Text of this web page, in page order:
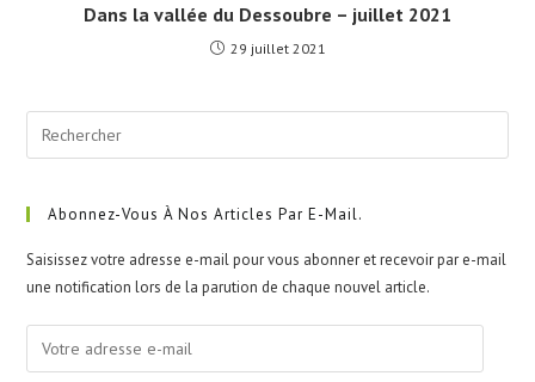
Dans la vallée du Dessoubre – juillet 2021
29 juillet 2021
Abonnez-Vous À Nos Articles Par E-Mail.
Saisissez votre adresse e-mail pour vous abonner et recevoir par e-mail
une notification lors de la parution de chaque nouvel article.
Votre
adresse